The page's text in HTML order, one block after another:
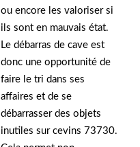
ou encore les valoriser si
ils sont en mauvais état.
Le débarras de cave est
donc une opportunité de
faire le tri dans ses
affaires et de se
débarrasser des objets
inutiles sur cevins 73730.